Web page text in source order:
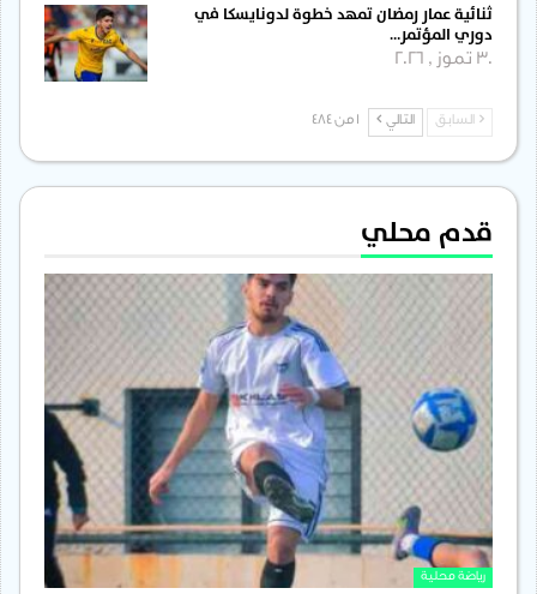
ثنائية عمار رمضان تمهد خطوة لدونايسكا في
دوري المؤتمر…
30 تموز , 2026
السابق التالي
قدم محلي
رياضة محلية